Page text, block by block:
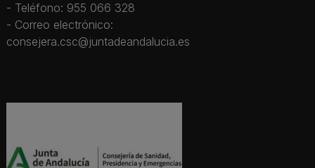
- Teléfono: 955 066 328
- Correo electrónico:
consejera.csc@juntadeandalucia.es